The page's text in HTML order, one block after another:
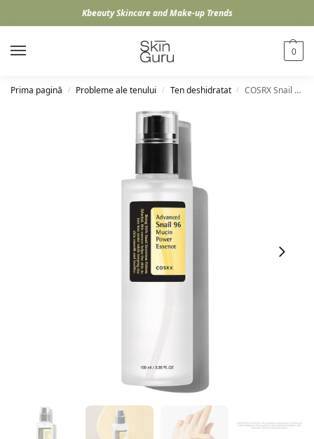
Kbeauty Skincare and Make-up Trends
0
Prima pagină / Probleme ale tenului / Ten deshidratat / COSRX Snail Mucin Power Essence, 100ml